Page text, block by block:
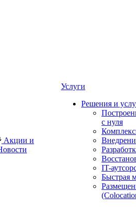
Акции и
Услуги
Решения и
с нуля
IT-
Быстрая